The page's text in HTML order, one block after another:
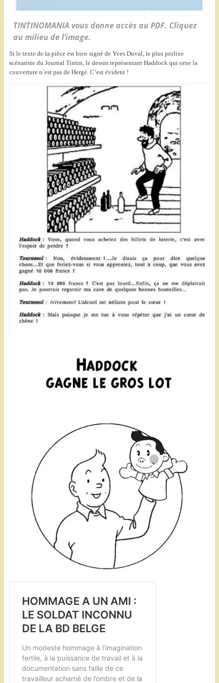
TINTINOMANIA vous donne accès au PDF. Cliquez
au milieu de l’image.
Si le texte de la pièce est bien signé de Yves Duval, le plus prolixe
scénariste du Journal Tintin, le dessin représentant Haddock qui orne la
couverture n’est pas de Hergé. C’est évident !